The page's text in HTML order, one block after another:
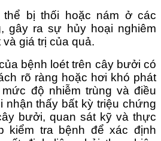
thể bị thối hoặc nám ở các
gây ra sự hủy hoại nghiêm
giá trị của quả.
bệnh loét trên cây bưởi có
rõ ràng hoặc hơi khó phát
độ nhiễm trùng và điều
nhận thấy bất kỳ triệu chứng
bưởi, quan sát kỹ và thực
kiểm tra bệnh để xác định